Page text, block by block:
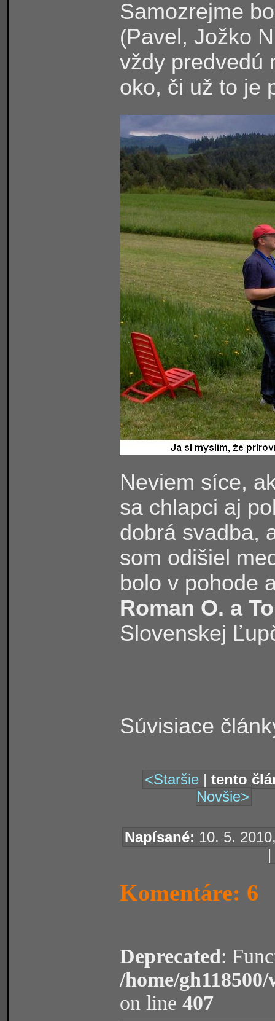
Samozrejme
(Pavel, Jožko
vždy predvedú
oko, či už to je
Neviem síce,
sa chlapci aj
dobrá svadba,
som odišiel
bolo v pohode
Roman O. a
Slovenskej
Súvisiace
<Staršie| tento
Novšie>
Napísané: 10. 5.
|
Komentáre: 6
Deprecated:
/home/
on line 407